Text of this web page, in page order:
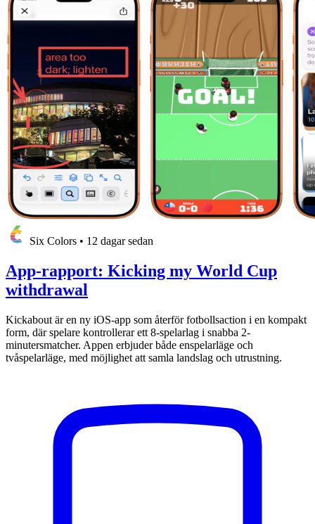
Six Colors • 12 dagar sedan
App-rapport: Kicking my World Cup
withdrawal
Kickabout är en ny iOS-app som återför fotbollsaction i en kompakt
form, där spelare kontrollerar ett 8-spelarlag i snabba 2-
minutersmatcher. Appen erbjuder både enspelarläge och
tvåspelarläge, med möjlighet att samla landslag och utrustning.